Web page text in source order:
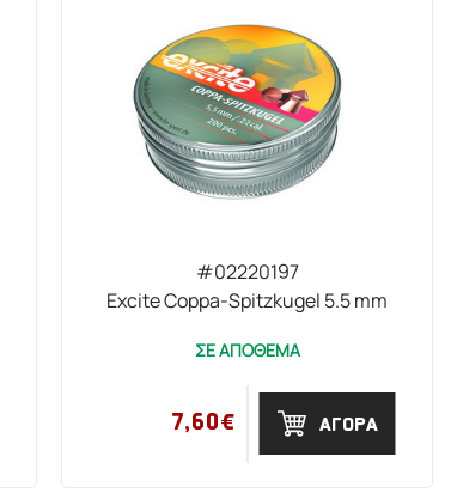
#02220197
Excite Coppa-Spitzkugel 5.5 mm
ΣΕ ΑΠΟΘΕΜΑ
7,60€ ΑΓΟΡΑ